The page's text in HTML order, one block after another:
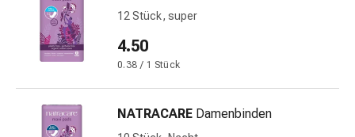
Fusspilz
Narbenbehandlung
Trockene
Haut
Krankhaftes
Unreine
12 Stück, super
4.50
0.38 / 1 Stück
NATRACARE Damenbinden